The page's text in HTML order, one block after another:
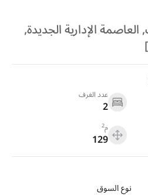
العاصمة الإدارية الجديدة,
عدد الغرف
2
م2
129
نوع السوق